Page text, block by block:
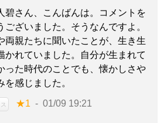
碧さん、こんばんは。コメントを
ございました。そうなんですよ。
両親たちに聞いたことが、生き生
かれていました。自分が生まれて
った時代のことでも、懐かしさや
を感じました。
★1 01/09 19:21